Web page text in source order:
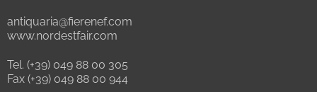
antiquaria@fierenef.com
www.nordestfair.com
Tel. (+39) 049 88 00 305
Fax (+39) 049 88 00 944